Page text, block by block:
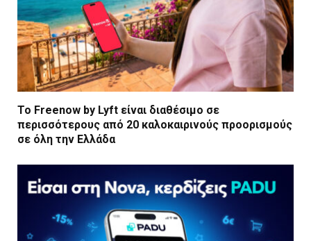
Το Freenow by Lyft είναι διαθέσιμο σε
περισσότερους από 20 καλοκαιρινούς προορισμούς
σε όλη την Ελλάδα